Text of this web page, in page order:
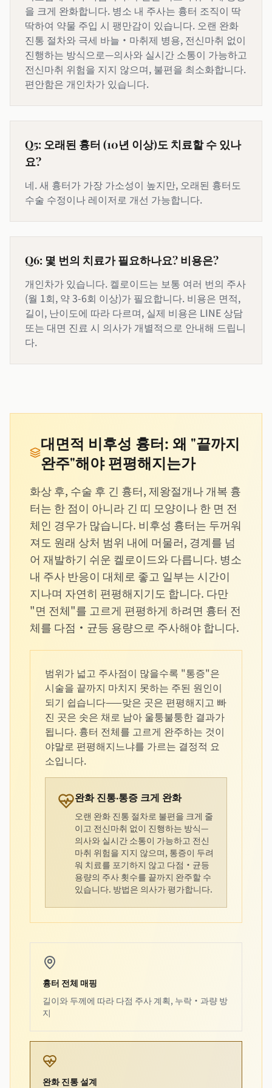
을 크게 완화합니다. 병소 내 주사는 흉터 조직이 딱
딱하여 약물 주입 시 팽만감이 있습니다. 오랜 완화
진통 절차와 극세 바늘·마취제 병용, 전신마취 없이
진행하는 방식으로—의사와 실시간 소통이 가능하고
전신마취 위험을 지지 않으며, 불편을 최소화합니다.
편안함은 개인차가 있습니다.
Q5: 오래된 흉터 (10년 이상)도 치료할 수 있나
요?
네. 새 흉터가 가장 가소성이 높지만, 오래된 흉터도
수술 수정이나 레이저로 개선 가능합니다.
Q6: 몇 번의 치료가 필요하나요? 비용은?
개인차가 있습니다. 켈로이드는 보통 여러 번의 주사
(월 1회, 약 3-6회 이상)가 필요합니다. 비용은 면적,
길이, 난이도에 따라 다르며, 실제 비용은 LINE 상담
또는 대면 진료 시 의사가 개별적으로 안내해 드립니
다.
대면적 비후성 흉터: 왜 "끝까지
완주"해야 편평해지는가
화상 후, 수술 후 긴 흉터, 제왕절개나 개복 흉
터는 한 점이 아니라 긴 띠 모양이나 한 면 전
체인 경우가 많습니다. 비후성 흉터는 두꺼워
져도 원래 상처 범위 내에 머물러, 경계를 넘
어 재발하기 쉬운 켈로이드와 다릅니다. 병소
내 주사 반응이 대체로 좋고 일부는 시간이
지나며 자연히 편평해지기도 합니다. 다만
"면 전체"를 고르게 편평하게 하려면 흉터 전
체를 다점·균등 용량으로 주사해야 합니다.
범위가 넓고 주사점이 많을수록 "통증"은
시술을 끝까지 마치지 못하는 주된 원인이
되기 쉽습니다——맞은 곳은 편평해지고 빠
진 곳은 솟은 채로 남아 울퉁불퉁한 결과가
됩니다. 흉터 전체를 고르게 완주하는 것이
야말로 편평해지느냐를 가르는 결정적 요
소입니다.
완화 진통·통증 크게 완화
오랜 완화 진통 절차로 불편을 크게 줄
이고 전신마취 없이 진행하는 방식—
의사와 실시간 소통이 가능하고 전신
마취 위험을 지지 않으며, 통증이 두려
워 치료를 포기하지 않고 다점·균등
용량의 주사 횟수를 끝까지 완주할 수
있습니다. 방법은 의사가 평가합니다.
흉터 전체 매핑
길이와 두께에 따라 다점 주사 계획, 누락·과량 방
지
완화 진통 설계